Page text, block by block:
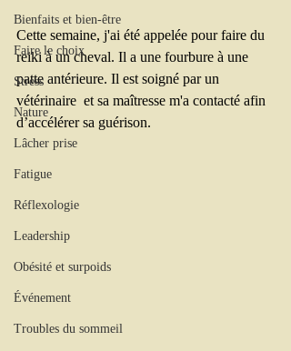
Bienfaits et bien-être
Faire le choix
Stress
Nature
Lâcher prise
Fatigue
Réflexologie
Leadership
Obésité et surpoids
Événement
Troubles du sommeil
Cette semaine, j'ai été appelée pour faire du
reiki à un cheval. Il a une fourbure à une
patte antérieure. Il est soigné par un
vétérinaire  et sa maîtresse m'a contacté afin
d’accélérer sa guérison.